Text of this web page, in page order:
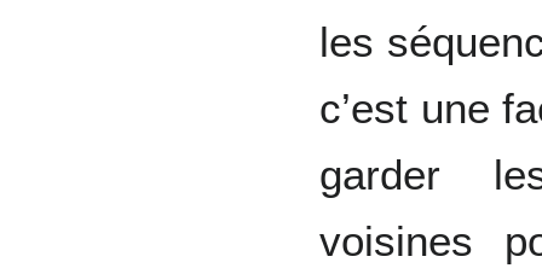
les
c’est une
garder
voisines